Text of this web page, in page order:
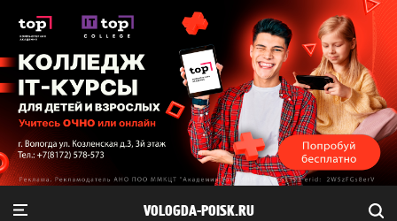
VOLOGDA-POISK.RU